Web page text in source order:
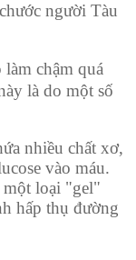
người Tàu
chậm quá
là do một số
nhiều chất xơ,
vào máu.
một loại "gel"
hấp thụ đường